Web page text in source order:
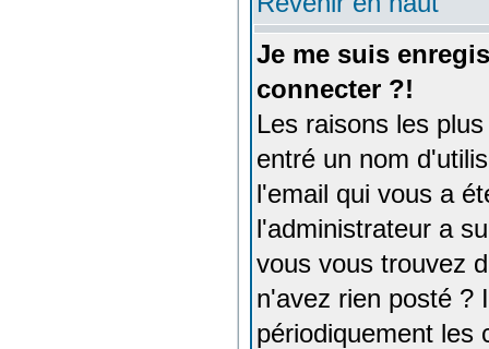
Je me suis
connecter ?!
Les raisons les
entré un nom
l'email qui vous a
l'administrateur a
vous vous trouvez
n'avez rien posté ?
périodiquement les